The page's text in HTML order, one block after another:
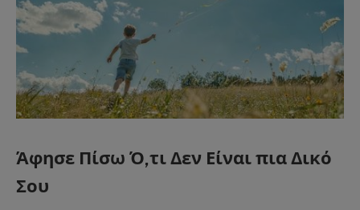
Άφησε Πίσω Ό,τι Δεν Είναι πια Δικό
Σου